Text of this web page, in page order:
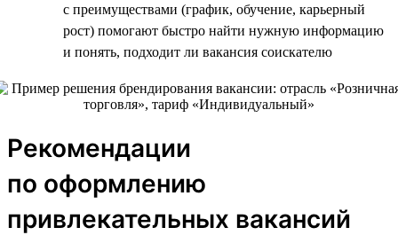
с преимуществами (график, обучение, карьерный
рост) помогают быстро найти нужную информацию
и понять, подходит ли вакансия соискателю
Рекомендации
по оформлению
привлекательных вакансий